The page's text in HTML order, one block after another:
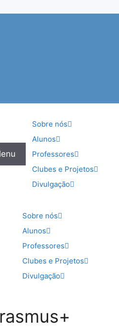
Sobre nós
Alunos
Professores
Clubes e Projetos
Divulgação
Sobre nós
Alunos
Professores
Clubes e Projetos
Divulgação